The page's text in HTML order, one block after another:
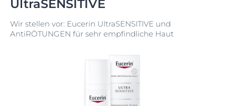
UltraSENSITIVE
Wir stellen vor: Eucerin UltraSENSITIVE und
AntiRÖTUNGEN für sehr empfindliche Haut